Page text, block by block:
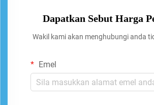
Dapatkan Sebut Harga
Wakil kami akan menghubungi anda
Emel